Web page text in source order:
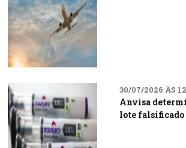
30/07/2026 ÀS
Anvisa
lote falsificado